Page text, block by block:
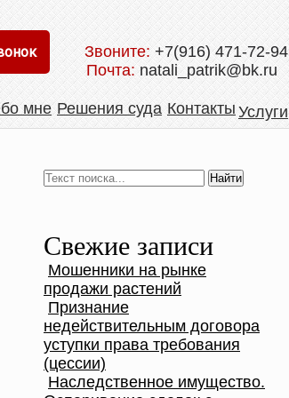
Звоните:+7(916) 471-72-94
Почта:natali_patrik@bk.ru
мне Решения суда Контакты Услуги
Свежие записи
Мошенники на рынке
продажи растений
Признание
недействительным договора
уступки права требования
(цессии)
Наследственное имущество.